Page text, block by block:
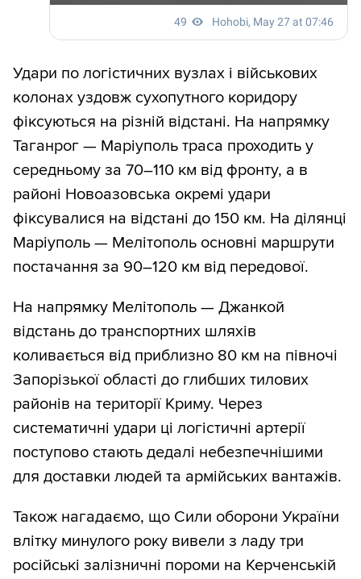
Удари по логістичних вузлах і військових
колонах уздовж сухопутного коридору
фіксуються на різній відстані. На напрямку
Таганрог — Маріуполь траса проходить у
середньому за 70–110 км від фронту, а в
районі Новоазовська окремі удари
фіксувалися на відстані до 150 км. На ділянці
Маріуполь — Мелітополь основні маршрути
постачання за 90–120 км від передової.
На напрямку Мелітополь — Джанкой
відстань до транспортних шляхів
коливається від приблизно 80 км на півночі
Запорізької області до глибших тилових
районів на території Криму. Через
систематичні удари ці логістичні артерії
поступово стають дедалі небезпечнішими
для доставки людей та армійських вантажів.
Також нагадаємо, що Сили оборони України
влітку минулого року вивели з ладу три
російські залізничні пороми на Керченській